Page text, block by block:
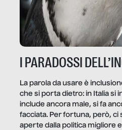
I PARADOSSI
La parola da usare è
che si porta dietro: in Italia si
include ancora male, si fa
facciata. Per fortuna, però, ci
aperte dalla politica migliore